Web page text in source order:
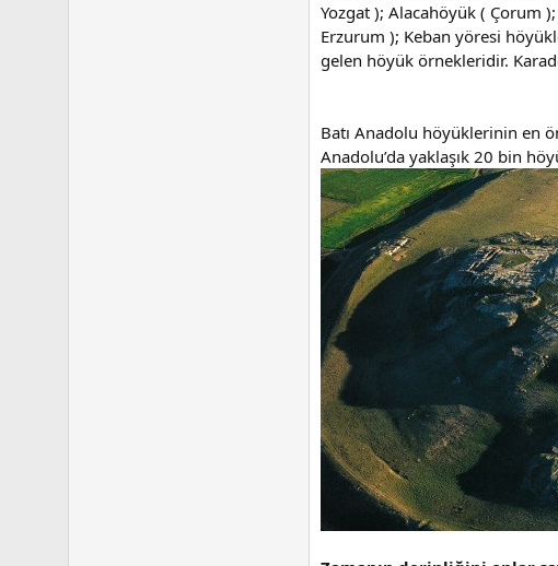
Yozgat ); Alacahöyük ( Çorum
Erzurum ); Keban yöresi
gelen höyük örnekleridir.
Batı Anadolu höyüklerinin en
Anadolu’da yaklaşık 20 bin